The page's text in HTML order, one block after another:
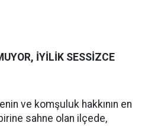
İYİLİK SESSİZCE
ve komşuluk hakkının en
sahne olan ilçede,